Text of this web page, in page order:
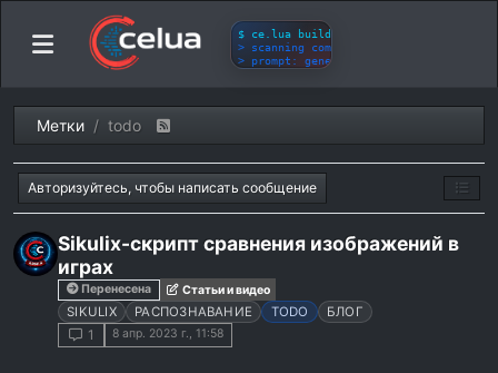
Метки todo
Авторизуйтесь, чтобы написать сообщение
Sikulix-скрипт сравнения изображений в
играх
Перенесена Статьи и видео
SIKULIX РАСПОЗНАВАНИЕ TODO БЛОГ
1 8 апр. 2023 г., 11:58